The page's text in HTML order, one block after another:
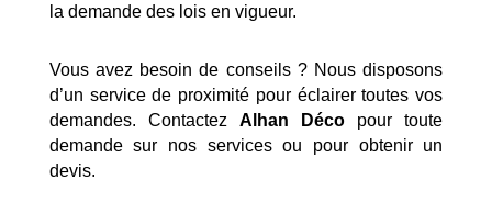
la demande des lois en vigueur.
Vous avez besoin de conseils ? Nous disposons
d’un service de proximité pour éclairer toutes vos
demandes. Contactez Alhan Déco pour toute
demande sur nos services ou pour obtenir un
devis.